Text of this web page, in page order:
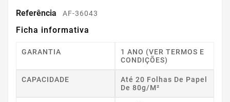
Referência AF-36043
Ficha informativa
GARANTIA
1 ANO (VER TERMOS E
CONDIÇÕES)
CAPACIDADE
Até 20 Folhas De Papel
De 80g/m²